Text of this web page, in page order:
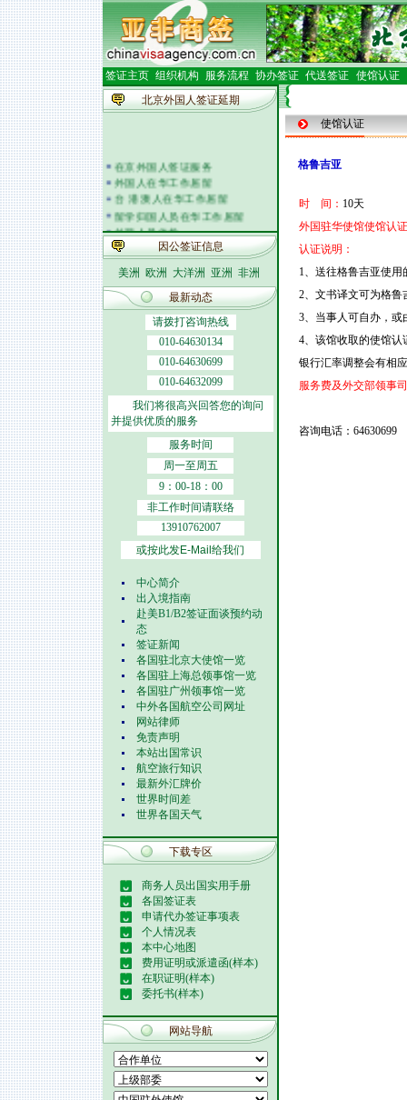
签证主页 组织机构 服务流程 协办签证 代送签证 使馆认证
北京外国人签证延期
在京外国人签证服务
外国人在华工作居留
台 港 澳人在华工作居留
留学归国人员在华工作居留
外籍人员体检
外国人在华开车
签证邀请函电
外商投资企业
外国(地区)企业常驻代表机构
北京市居民出境证件
因公签证信息
美洲 欧洲 大洋洲 亚洲 非洲
最新动态
请拨打咨询热线
010-64630134
010-64630699
010-64632099
我们将很高兴回答您的询问
并提供优质的服务
服务时间
周一至周五
9：00-18：00
非工作时间请联络
13910762007
或按此发E-Mail给我们
中心简介
出入境指南
赴美B1/B2签证面谈预约动
态
签证新闻
各国驻北京大使馆一览
各国驻上海总领事馆一览
各国驻广州领事馆一览
中外各国航空公司网址
网站律师
免责声明
本站出国常识
航空旅行知识
最新外汇牌价
世界时间差
世界各国天气
下载专区
商务人员出国实用手册
各国签证表
申请代办签证事项表
个人情况表
本中心地图
费用证明或派遣函(样本)
在职证明(样本)
委托书(样本)
网站导航
使馆认证
格鲁吉亚
时 间： 10天
外国驻华使馆使馆认
认证说明：
1、送往格鲁吉亚使
2、文书译文可为格
3、当事人可自办，或
4、该馆收取的使馆认
银行汇率调整会有相
服务费及外交部领事
咨询电话：64630699